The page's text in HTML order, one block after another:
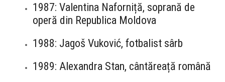
1987: Valentina Naforniță, soprană de
operă din Republica Moldova
1988: Jagoš Vuković, fotbalist sârb
1989: Alexandra Stan, cântăreață română